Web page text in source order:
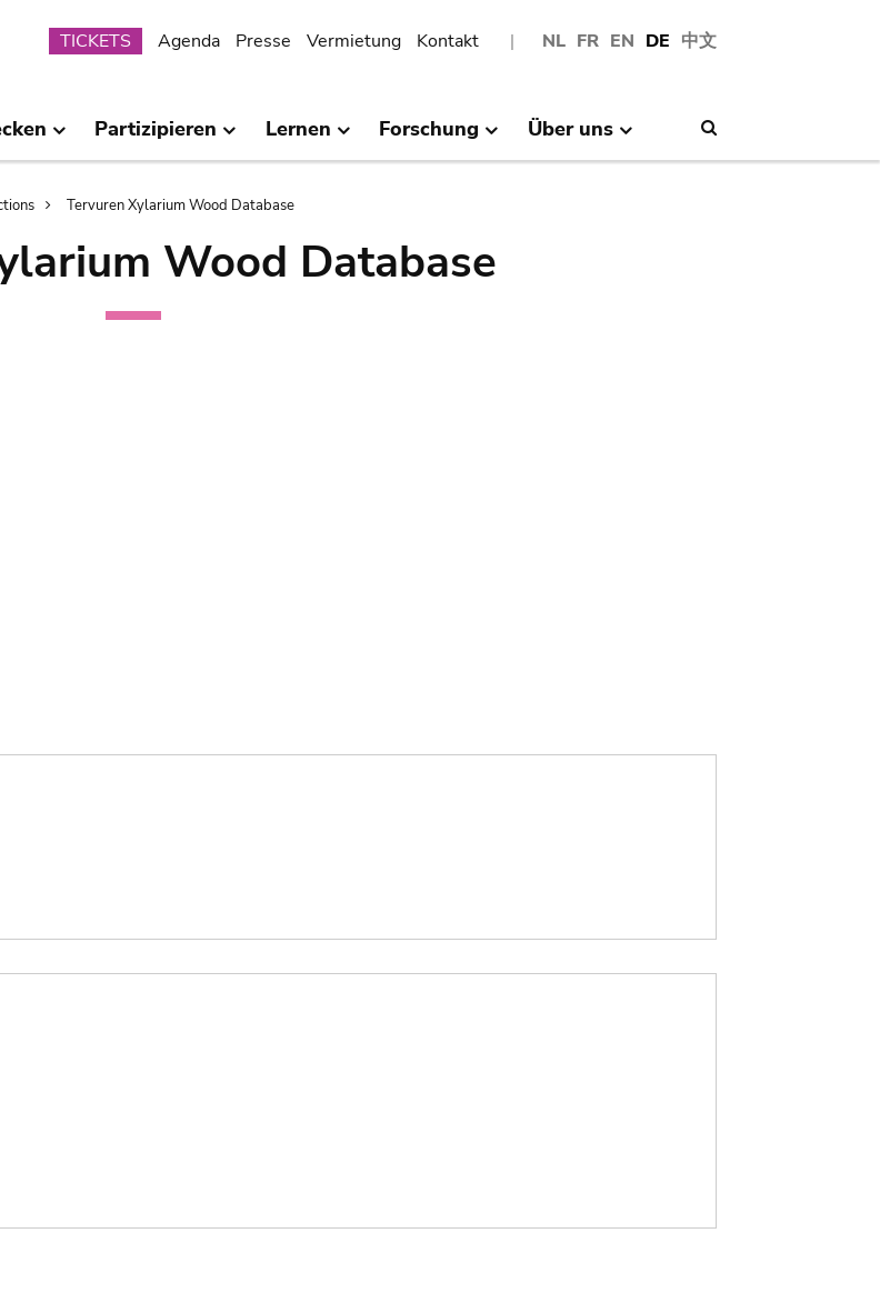
NL FR EN DE 中文
Submenu
TICKETS Agenda Presse Vermietung Kontakt
Partizipieren Lernen Forschung Über uns
Tervuren Xylarium Wood Database
Wood Database